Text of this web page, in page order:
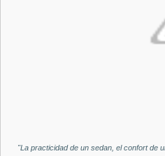
"La practicidad de un sedan, el confort de